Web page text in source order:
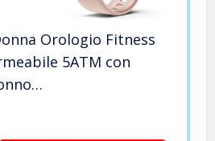
Orologio Fitness
5ATM con
Notifiche